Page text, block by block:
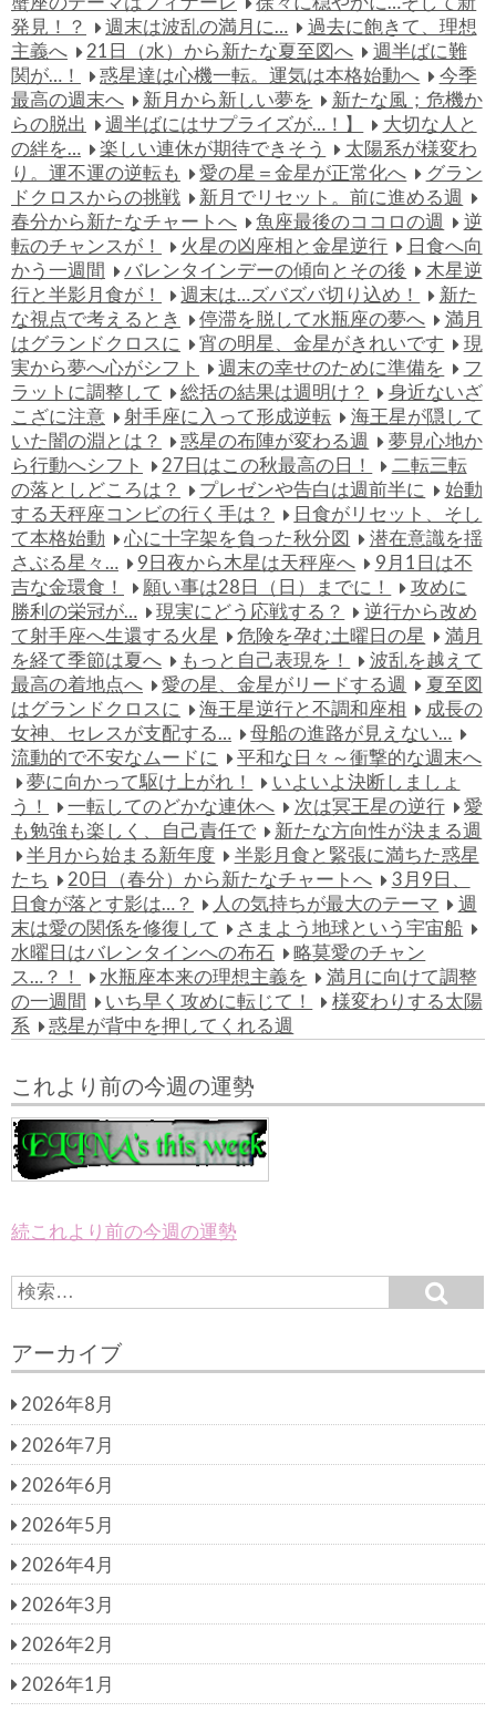
発見！？
週末は波乱の満月に…
過去に飽きて、理想
主義へ
21日（水）から新たな夏至図へ
週半ばに難
関が…！
惑星達は心機一転。運気は本格始動へ
今季
最高の週末へ
新月から新しい夢を
新たな風；危機か
らの脱出
週半ばにはサプライズが…！】
大切な人と
の絆を…
楽しい連休が期待できそう
太陽系が様変わ
り。運不運の逆転も
愛の星＝金星が正常化へ
グラン
ドクロスからの挑戦
新月でリセット。前に進める週
春分から新たなチャートへ
魚座最後のココロの週
逆
転のチャンスが！
火星の凶座相と金星逆行
日食へ向
かう一週間
バレンタインデーの傾向とその後
木星逆
行と半影月食が！
週末は…ズバズバ切り込め！
新た
な視点で考えるとき
停滞を脱して水瓶座の夢へ
満月
はグランドクロスに
宵の明星、金星がきれいです
現
実から夢へ心がシフト
週末の幸せのために準備を
フ
ラットに調整して
総括の結果は週明け？
身近ないざ
こざに注意
射手座に入って形成逆転
海王星が隠して
いた闇の淵とは？
惑星の布陣が変わる週
夢見心地か
ら行動へシフト
27日はこの秋最高の日！
二転三転
の落としどころは？
プレゼンや告白は週前半に
始動
する天秤座コンビの行く手は？
日食がリセット、そし
て本格始動
心に十字架を負った秋分図
潜在意識を揺
さぶる星々…
9日夜から木星は天秤座へ
9月1日は不
吉な金環食！
願い事は28日（日）までに！
攻めに
勝利の栄冠が…
現実にどう応戦する？
逆行から改め
て射手座へ生還する火星
危険を孕む土曜日の星
満月
を経て季節は夏へ
もっと自己表現を！
波乱を越えて
最高の着地点へ
愛の星、金星がリードする週
夏至図
はグランドクロスに
海王星逆行と不調和座相
成長の
女神、セレスが支配する…
母船の進路が見えない…
流動的で不安なムードに
平和な日々～衝撃的な週末へ
夢に向かって駆け上がれ！
いよいよ決断しましょ
う！
一転してのどかな連休へ 次は冥王星の逆行
愛
も勉強も楽しく、自己責任で
新たな方向性が決まる週
半月から始まる新年度
半影月食と緊張に満ちた惑星
たち
20日（春分）から新たなチャートへ
3月9日、
日食が落とす影は…？
人の気持ちが最大のテーマ
週
末は愛の関係を修復して
さまよう地球という宇宙船
水曜日はバレンタインへの布石
略莫愛のチャン
ス…？！
水瓶座本来の理想主義を
満月に向けて調整
の一週間
いち早く攻めに転じて！
様変わりする太陽
系
惑星が背中を押してくれる週
これより前の今週の運勢
続これより前の今週の運勢
S
e
r
h
o
r:
e
h
アーカイブ
2026年8月
2026年7月
2026年6月
2026年5月
2026年4月
2026年3月
2026年2月
2026年1月